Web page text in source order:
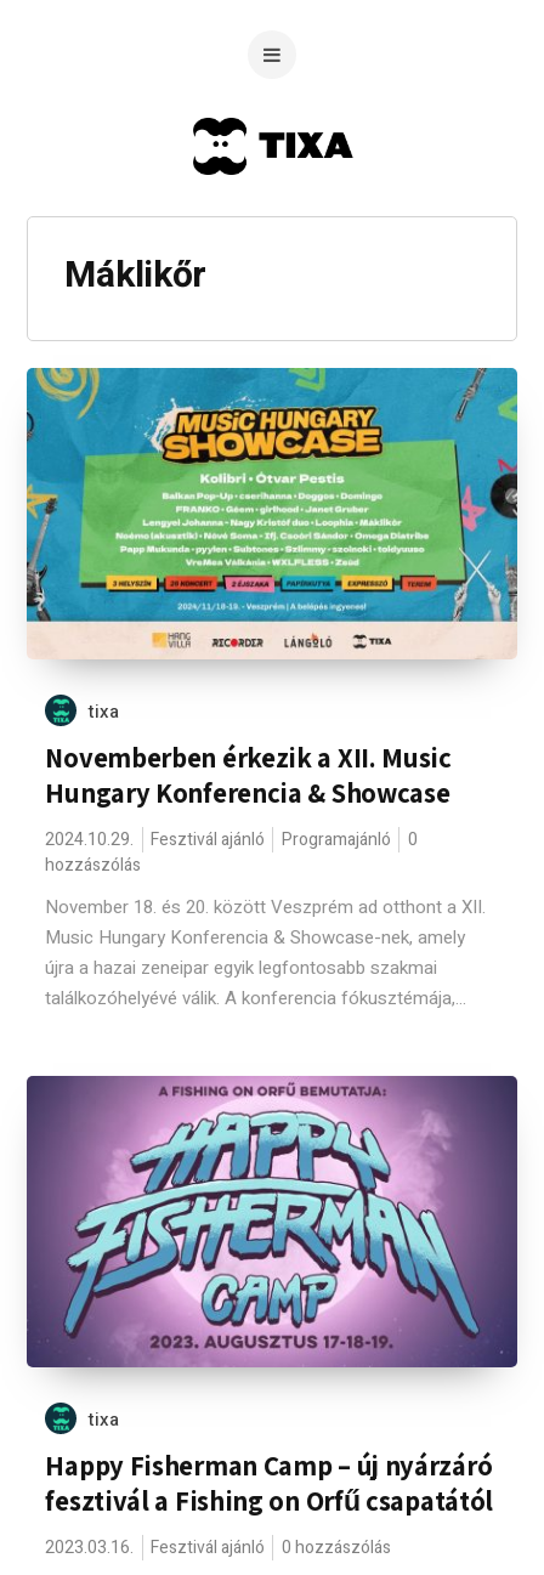
Máklikőr
tixa
Novemberben érkezik a XII. Music
Hungary Konferencia & Showcase
2024.10.29. Fesztivál ajánló Programajánló
0
hozzászólás
November 18. és 20. között Veszprém ad otthont a XII.
Music Hungary Konferencia & Showcase-nek, amely
újra a hazai zeneipar egyik legfontosabb szakmai
találkozóhelyévé válik. A konferencia fókusztémája,...
tixa
Happy Fisherman Camp – új nyárzáró
fesztivál a Fishing on Orfű csapatától
2023.03.16. Fesztivál ajánló 0 hozzászólás